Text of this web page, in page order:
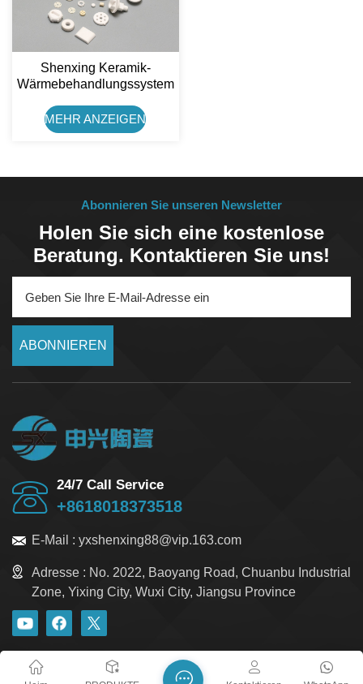
Shenxing Keramik-
Wärmebehandlungssystem
99 % Aluminiumoxid-
Keramikscheiben-
MEHR ANZEIGEN
Abonnieren Sie unseren Newsletter
Holen Sie sich eine kostenlose
Beratung. Kontaktieren Sie uns!
ABONNIEREN
24/7 Call Service
+8618018373518
E-Mail : yxshenxing88@vip.163.com
Adresse : No. 2022, Baoyang Road, Chuanbu Industrial
Zone, Yixing City, Wuxi City, Jiangsu Province
Xml Datenschutzrichtlinie Sitemap